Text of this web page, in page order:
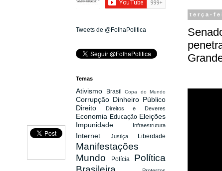
terça-
Tweets de @FolhaPolitica
Temas
Ativismo Brasil Copa do Mundo
Corrupção Dinheiro Público
Direito
Direitos e Deveres
Economia Educação Eleições
Impunidade
Infraestrutura
Internet Justiça Liberdade
Manifestações
Mundo
Polícia Política